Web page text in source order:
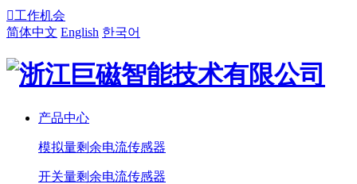
工作机会
简体中文 English 한국어
产品中心
模拟量剩余电流传感器
开关量剩余电流传感器